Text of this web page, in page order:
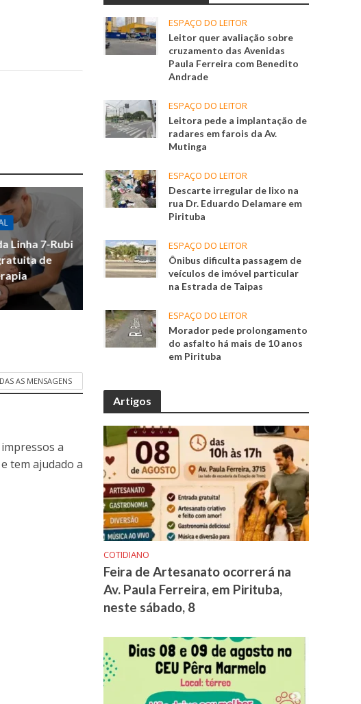
Linha 7-Rubi
de
AS MENSAGENS
a
tem ajudado a
ESPAÇO DO LEITOR
Leitor quer avaliação sobre
cruzamento das Avenidas
Paula Ferreira com Benedito
Andrade
ESPAÇO DO LEITOR
Leitora pede a implantação de
radares em farois da Av.
Mutinga
ESPAÇO DO LEITOR
Descarte irregular de lixo na
rua Dr. Eduardo Delamare em
Pirituba
ESPAÇO DO LEITOR
Ônibus dificulta passagem de
veículos de imóvel particular
na Estrada de Taipas
ESPAÇO DO LEITOR
Morador pede prolongamento
do asfalto há mais de 10 anos
em Pirituba
Artigos
COTIDIANO
Feira de Artesanato ocorrerá na
Av. Paula Ferreira, em Pirituba,
neste sábado, 8